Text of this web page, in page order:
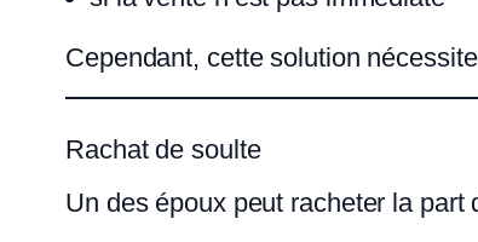
Cependant, cette solution
Rachat de soulte
Un des époux peut racheter la part